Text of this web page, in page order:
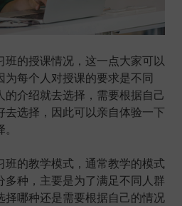
班的授课情况，这一点大家可以
每个人对授课的要求是不同
介绍就去选择，需要根据自己
去选择，因此可以亲自体验一下
的教学模式，通常教学的模式
多种，主要是为了满足不同人群
择哪种还是需要根据自己的情况